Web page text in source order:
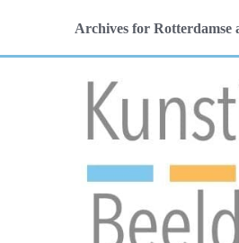
Archives for Rotterdamse